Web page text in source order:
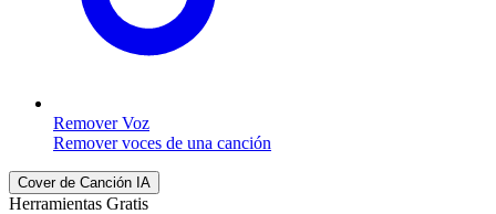
Remover Voz
Remover voces de una canción
Cover de Canción IA
Herramientas Gratis